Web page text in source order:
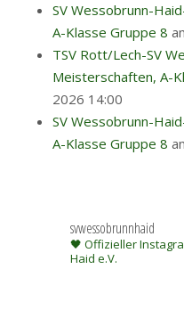
SV Wessobrunn-
A-Klasse Gruppe 8
TSV Rott/Lech-SV
Meisterschaften, A-
2026 14:00
SV Wessobrunn-
A-Klasse Gruppe 8
svwessobrunnhaid
🖤 Offizieller
Haid e.V.